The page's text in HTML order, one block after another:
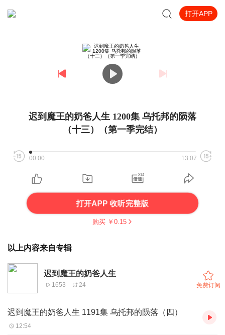
打开APP
迟到魔王的奶爸人生 1200集 乌托邦的陨落
（十三）（第一季完结）
00:00 13:07
打开APP 收听完整版
购买 ￥ 0.15
以上内容来自专辑
迟到魔王的奶爸人生
1653 24 免费订阅
迟到魔王的奶爸人生 1191集 乌托邦的陨落（四）
12:54